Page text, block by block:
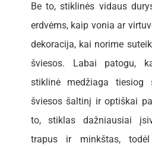
Be to, stiklinės vidaus
erdvėms, kaip vonia ar
dekoracija, kai norime
šviesos. Labai patogu,
stiklinė medžiaga tiesiog
šviesos šaltinį ir optiškai
to, stiklas dažniausiai
trapus ir minkštas,